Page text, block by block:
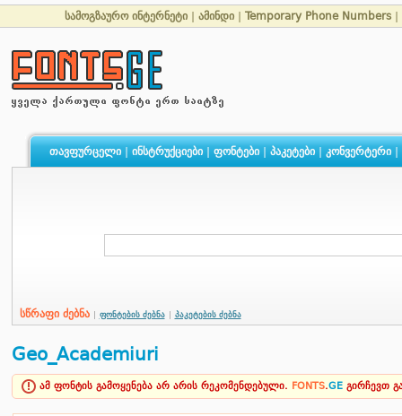
სამოგზაურო ინტერნეტი ამინდი Temporary Phone Numbers
თავფურცელი| ინსტრუქციები| ფონტები| პაკეტები| კონვერტერი|
სწრაფი ძებნა ფონტების ძებნა პაკეტების ძებნა
Geo_Academiuri
ამ ფონტის გამოყენება არ არის რეკომენდებული. FONTS.GE გირჩევთ